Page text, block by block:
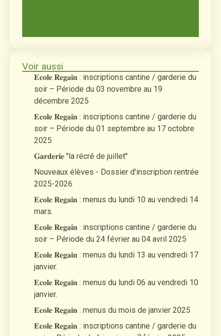
Voir aussi
𝐄𝐜𝐨𝐥𝐞 𝐑𝐞𝐠𝐚𝐢𝐧 : inscriptions cantine / garderie du
soir – Période du 03 novembre au 19
décembre 2025
𝐄𝐜𝐨𝐥𝐞 𝐑𝐞𝐠𝐚𝐢𝐧 : inscriptions cantine / garderie du
soir – Période du 01 septembre au 17 octobre
2025
𝐆𝐚𝐫𝐝𝐞𝐫𝐢𝐞 "la récré de juillet"
Nouveaux élèves - Dossier d'inscription rentrée
2025-2026
𝐄𝐜𝐨𝐥𝐞 𝐑𝐞𝐠𝐚𝐢𝐧 : menus du lundi 10 au vendredi 14
mars.
𝐄𝐜𝐨𝐥𝐞 𝐑𝐞𝐠𝐚𝐢𝐧 : inscriptions cantine / garderie du
soir – Période du 24 février au 04 avril 2025
𝐄𝐜𝐨𝐥𝐞 𝐑𝐞𝐠𝐚𝐢𝐧 : menus du lundi 13 au vendredi 17
janvier.
𝐄𝐜𝐨𝐥𝐞 𝐑𝐞𝐠𝐚𝐢𝐧 : menus du lundi 06 au vendredi 10
janvier.
𝐄𝐜𝐨𝐥𝐞 𝐑𝐞𝐠𝐚𝐢𝐧 : menus du mois de janvier 2025
𝐄𝐜𝐨𝐥𝐞 𝐑𝐞𝐠𝐚𝐢𝐧 : inscriptions cantine / garderie du